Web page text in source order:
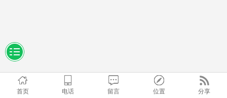
首页 电话 留言 位置 分享